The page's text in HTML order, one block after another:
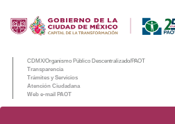
CDMX/Organismo Público Descentralizado/PAOT
Transparencia
Trámites y Servicios
Atención Ciudadana
Web e-mail PAOT